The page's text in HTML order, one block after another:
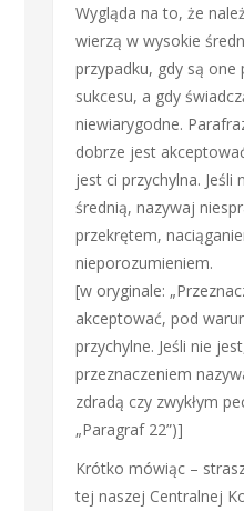
Wygląda na to, że
wierzą w wysokie
przypadku, gdy są one
sukcesu, a gdy
niewiarygodne.
dobrze jest
jest ci przychylna.
średnią, nazywaj
przekrętem,
nieporozumieniem.
[w oryginale:
akceptować, pod
przychylne. Jeśli nie
przeznaczeniem
zdradą czy zwykłym
„Paragraf 22”)]
Krótko mówiąc –
tej naszej Centralnej